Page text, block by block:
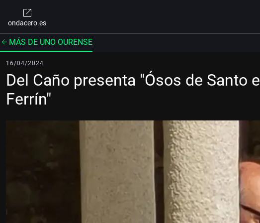
ondacero.es
MÁS DE UNO OURENSE
16/04/2024
Del Caño presenta "Ósos de Santo
Ferrín"